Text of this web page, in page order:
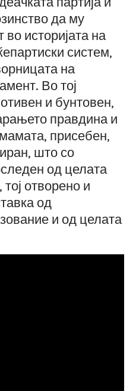
да му
во историјата на
систем,
на
Во тој
и бунтовен,
правдина и
присебен,
што со
од целата
отворено и
од
и од целата